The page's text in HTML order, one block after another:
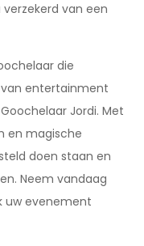
van een
die
van entertainment
Jordi. Met
en magische
doen staan en
Neem vandaag
uw evenement